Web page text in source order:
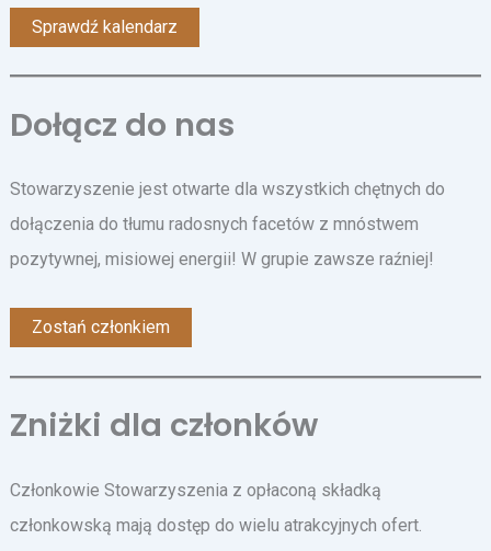
Sprawdź kalendarz
Dołącz do nas
Stowarzyszenie jest otwarte dla wszystkich chętnych do
dołączenia do tłumu radosnych facetów z mnóstwem
pozytywnej, misiowej energii! W grupie zawsze raźniej!
Zostań członkiem
Zniżki dla członków
Członkowie Stowarzyszenia z opłaconą składką
członkowską mają dostęp do wielu atrakcyjnych ofert.